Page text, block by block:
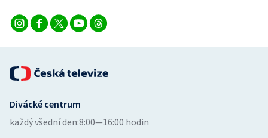
Veslování
Vodní slalom
Volejbal
Ostatní
Divácké centrum
každý všední den:8:00—16:00 hodin